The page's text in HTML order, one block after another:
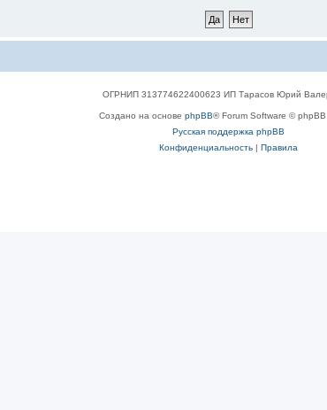
ОГРНИП 313774622400623 ИП Тарасов Юрий
Создано на основеphpBB® Forum Software © phpBB
Русская поддержка phpBB
Конфиденциальность |Правила